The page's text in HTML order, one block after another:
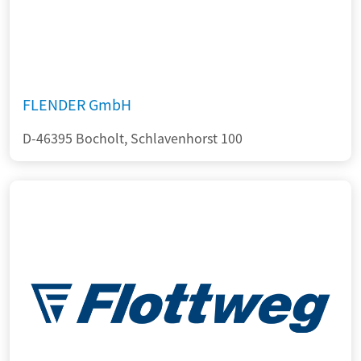
FLENDER GmbH
D-46395 Bocholt, Schlavenhorst 100